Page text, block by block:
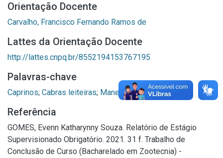
Orientação Docente
Carvalho, Francisco Fernando Ramos de
Lattes da Orientação Docente
http://lattes.cnpq.br/8552194153767195
Palavras-chave
Caprinos; Cabras leiteiras; Manejo;Leite de cabra
Referência
GOMES, Evenn Katharynny Souza. Relatório de Estágio
Supervisionado Obrigatório. 2021. 31 f. Trabalho de
Conclusão de Curso (Bacharelado em Zootecnia) -